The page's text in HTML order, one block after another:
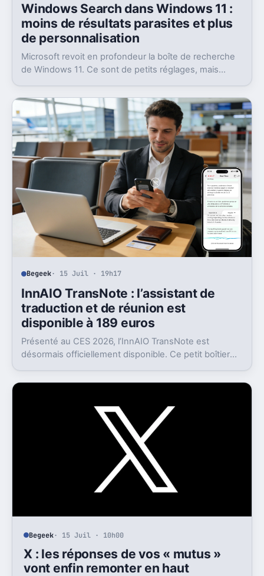
Windows Search dans Windows 11 :
moins de résultats parasites et plus
de personnalisation
Microsoft revoit en profondeur la boîte de recherche
de Windows 11. Ce sont de petits réglages, mais
Begeek· 15 Juil · 19h17
InnAIO TransNote : l’assistant de
traduction et de réunion est
disponible à 189 euros
Présenté au CES 2026, l’InnAIO TransNote est
désormais officiellement disponible. Ce petit boîtier
enregistrement autonome, transcription et génération
Begeek· 15 Juil · 10h00
X : les réponses de vos « mutus »
vont enfin remonter en haut